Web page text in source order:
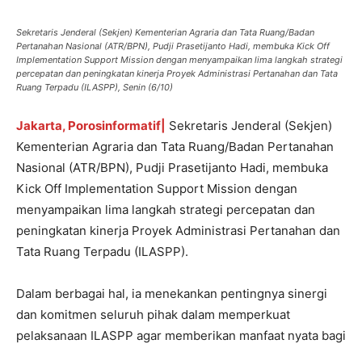
Sekretaris Jenderal (Sekjen) Kementerian Agraria dan Tata Ruang/Badan
Pertanahan Nasional (ATR/BPN), Pudji Prasetijanto Hadi, membuka Kick Off
Implementation Support Mission dengan menyampaikan lima langkah strategi
percepatan dan peningkatan kinerja Proyek Administrasi Pertanahan dan Tata
Ruang Terpadu (ILASPP), Senin (6/10)
Jakarta, Porosinformatif| Sekretaris Jenderal (Sekjen)
Kementerian Agraria dan Tata Ruang/Badan Pertanahan
Nasional (ATR/BPN), Pudji Prasetijanto Hadi, membuka
Kick Off Implementation Support Mission dengan
menyampaikan lima langkah strategi percepatan dan
peningkatan kinerja Proyek Administrasi Pertanahan dan
Tata Ruang Terpadu (ILASPP).
Dalam berbagai hal, ia menekankan pentingnya sinergi
dan komitmen seluruh pihak dalam memperkuat
pelaksanaan ILASPP agar memberikan manfaat nyata bagi